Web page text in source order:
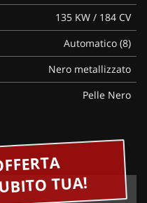
135 KW / 184 CV
Automatico (8)
Nero metallizzato
Pelle Nero
TUA!